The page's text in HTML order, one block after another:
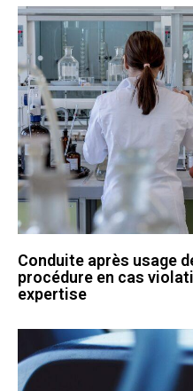
Conduite après usage
procédure en cas
expertise